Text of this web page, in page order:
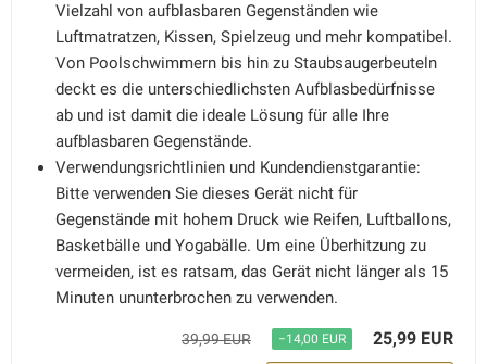
Vielzahl von aufblasbaren Gegenständen wie
Luftmatratzen, Kissen, Spielzeug und mehr kompatibel.
Von Poolschwimmern bis hin zu Staubsaugerbeuteln
deckt es die unterschiedlichsten Aufblasbedürfnisse
ab und ist damit die ideale Lösung für alle Ihre
aufblasbaren Gegenstände.
Verwendungsrichtlinien und Kundendienstgarantie:
Bitte verwenden Sie dieses Gerät nicht für
Gegenstände mit hohem Druck wie Reifen, Luftballons,
Basketbälle und Yogabälle. Um eine Überhitzung zu
vermeiden, ist es ratsam, das Gerät nicht länger als 15
Minuten ununterbrochen zu verwenden.
39,99 EUR −14,00 EUR 25,99 EUR